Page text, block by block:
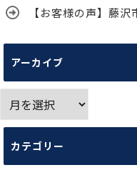
【お客様の声】藤沢
アーカイブ
ー
カ
ブ
カテゴリー